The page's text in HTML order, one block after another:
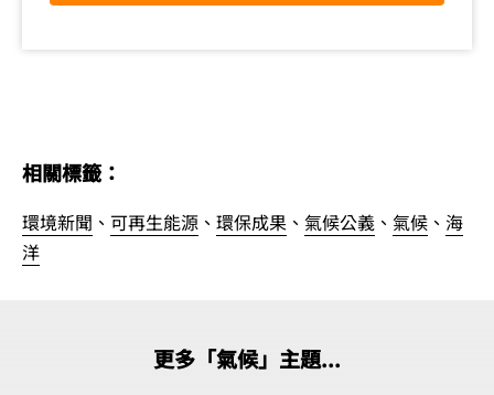
相關標籤：
環境新聞 、 可再生能源 、 環保成果 、 氣候公義 、 氣候 、 海
洋
更多「氣候」主題...